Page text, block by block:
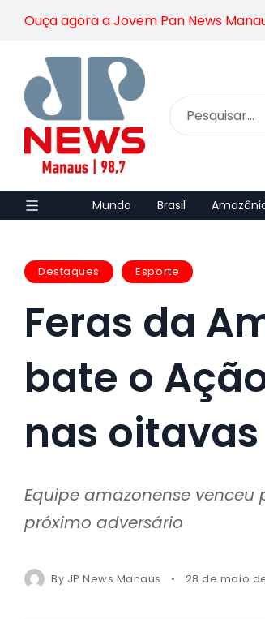
Ouça agora a Jovem Pan News
Mundo Brasil
Destaques Esporte
Feras da
bate o
nas
Equipe amazonense
próximo adversário
By JP News Manaus 28 de maio